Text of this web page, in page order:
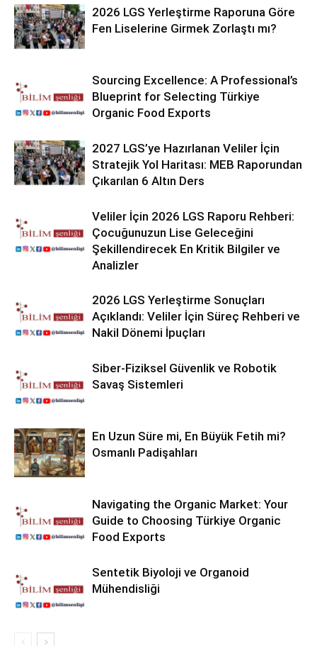
2026 LGS Yerleştirme Raporuna Göre
Fen Liselerine Girmek Zorlaştı mı?
Sourcing Excellence: A Professional’s
Blueprint for Selecting Türkiye
Organic Food Exports
2027 LGS’ye Hazırlanan Veliler İçin
Stratejik Yol Haritası: MEB Raporundan
Çıkarılan 6 Altın Ders
Veliler İçin 2026 LGS Raporu Rehberi:
Çocuğunuzun Lise Geleceğini
Şekillendirecek En Kritik Bilgiler ve
Analizler
2026 LGS Yerleştirme Sonuçları
Açıklandı: Veliler İçin Süreç Rehberi ve
Nakil Dönemi İpuçları
Siber-Fiziksel Güvenlik ve Robotik
Savaş Sistemleri
En Uzun Süre mi, En Büyük Fetih mi?
Osmanlı Padişahları
Navigating the Organic Market: Your
Guide to Choosing Türkiye Organic
Food Exports
Sentetik Biyoloji ve Organoid
Mühendisliği